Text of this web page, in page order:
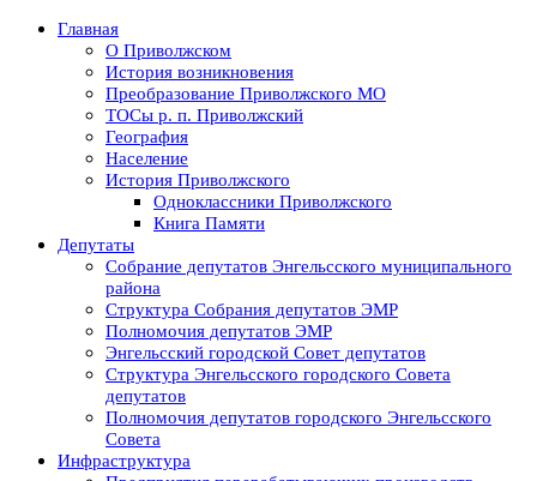
Главная
О Приволжском
История возникновения
Преобразование Приволжского МО
ТОСы р. п. Приволжский
География
Население
История Приволжского
Одноклассники Приволжского
Книга Памяти
Депутаты
Собрание депутатов Энгельсского муниципального
района
Структура Собрания депутатов ЭМР
Полномочия депутатов ЭМР
Энгельсский городской Совет депутатов
Структура Энгельсского городского Совета
депутатов
Полномочия депутатов городского Энгельсского
Совета
Инфраструктура